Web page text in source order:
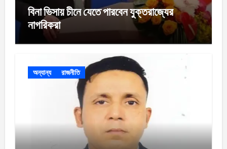
বিনা ভিসায় চীনে যেতে পারবেন যুক্তরাজ্যের
নাগরিকরা
অন্যান্য রাজনীতি